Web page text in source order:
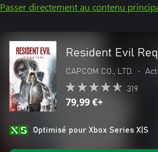
Passer directement au contenu
Resident Evil
CAPCOM CO., LTD. •
319
79,99 €+
Optimisé pour Xbox Series X|S